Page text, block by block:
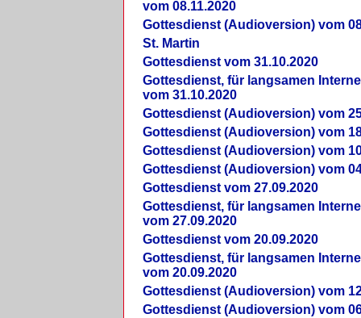
vom 08.11.2020
Gottesdienst (Audioversion) vom
St. Martin
Gottesdienst vom 31.10.2020
Gottesdienst, für langsamen
vom 31.10.2020
Gottesdienst (Audioversion) vom
Gottesdienst (Audioversion) vom
Gottesdienst (Audioversion) vom
Gottesdienst (Audioversion) vom
Gottesdienst vom 27.09.2020
Gottesdienst, für langsamen
vom 27.09.2020
Gottesdienst vom 20.09.2020
Gottesdienst, für langsamen
vom 20.09.2020
Gottesdienst (Audioversion) vom
Gottesdienst (Audioversion) vom